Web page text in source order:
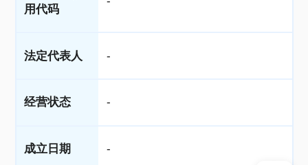
用代码
法定代表人 -
经营状态 -
成立日期 -